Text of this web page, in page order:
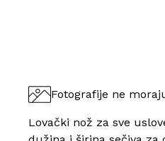
Fotografije ne
Lovački nož za sve